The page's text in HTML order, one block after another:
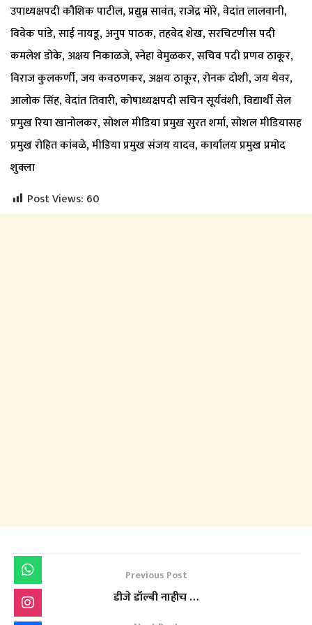
उपाध्यक्षपदी कौशिक पाटील, प्रद्युम्न सावंत, राजेंद्र मोरे, वेदांत लालवानी,
विवेक पांडे, साई नायडू, अनुप पाठक, तहवेद शेख, सरचिटणीस पदी
कमलेश डोके, अक्षय निकाळजे, स्नेहा वेमुळकर, सचिव पदी प्रणव ठाकूर,
विराज कुलकर्णी, जय कवठणकर, अक्षय ठाकूर, रोनक दोशी, जय थेवर,
आलोक सिंह, वेदांत तिवारी, कोषाध्यक्षपदी सचिन सूर्यवंशी, विद्यार्थी सेल
प्रमुख रिया खानोलकर, सोशल मीडिया प्रमुख सुरत शर्मा, सोशल मीडियासह
प्रमुख रोहित कांबळे, मीडिया प्रमुख संजय यादव, कार्यालय प्रमुख प्रमोद
शुक्ला
Post Views: 60
Previous Post
डीजे डॉल्बी नाहीच …